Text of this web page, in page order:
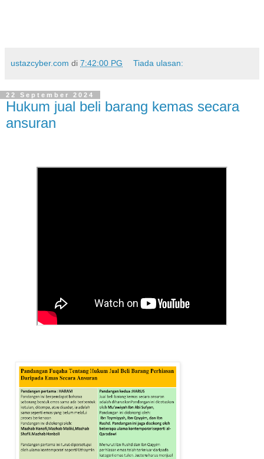
ustazcyber.com di 7:42:00 PG Tiada ulasan:
22 September 2024
Hukum jual beli barang kemas secara
ansuran